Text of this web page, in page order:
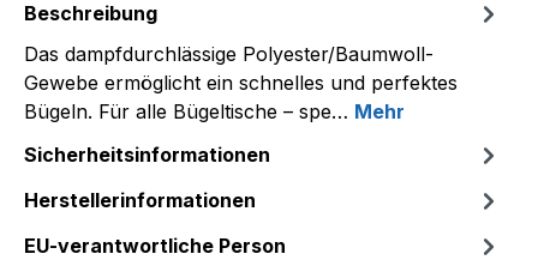
Beschreibung
Das dampfdurchlässige Polyester/Baumwoll-
Gewebe ermöglicht ein schnelles und perfektes
Bügeln. Für alle Bügeltische – spe… Mehr
Sicherheitsinformationen
Herstellerinformationen
EU-verantwortliche Person